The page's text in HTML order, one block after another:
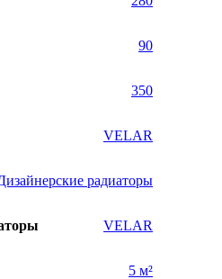
90
350
VELAR
радиаторы
VELAR
5 м²